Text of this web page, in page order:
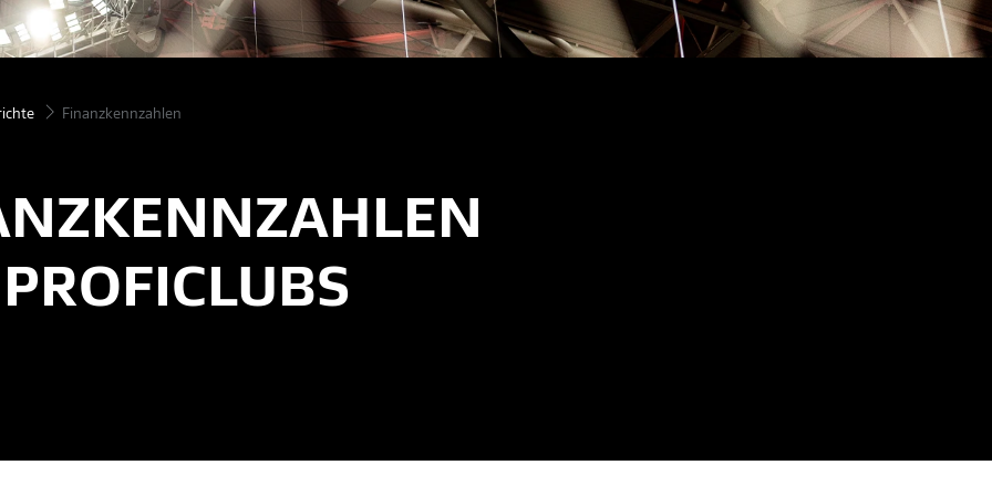
Finanzkennzahlen